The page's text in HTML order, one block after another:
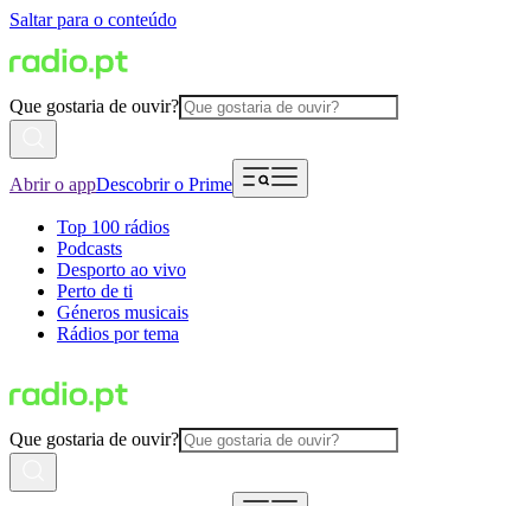
Saltar para o conteúdo
Que gostaria de ouvir?
Abrir o appDescobrir o Prime
Top 100 rádios
Podcasts
Desporto ao vivo
Perto de ti
Géneros musicais
Rádios por tema
Que gostaria de ouvir?